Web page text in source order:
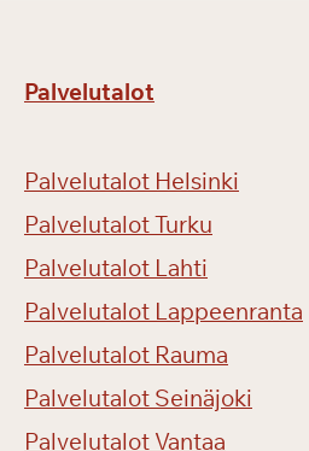
Palvelutalot
Palvelutalot Helsinki
Palvelutalot Turku
Palvelutalot Lahti
Palvelutalot Lappeenranta
Palvelutalot Rauma
Palvelutalot Seinäjoki
Palvelutalot Vantaa